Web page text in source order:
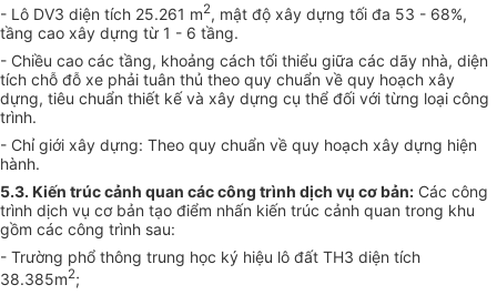
- Lô DV3 diện tích 25.261 m2, mật độ xây dựng tối đa 53 - 68%,
tầng cao xây dựng từ 1 - 6 tầng.
- Chiều cao các tầng, khoảng cách tối thiểu giữa các dãy nhà, diện
tích chỗ đỗ xe phải tuân thủ theo quy chuẩn về quy hoạch xây
dựng, tiêu chuẩn thiết kế và xây dựng cụ thể đối với từng loại công
trình.
- Chỉ giới xây dựng: Theo quy chuẩn về quy hoạch xây dựng hiện
hành.
5.3. Kiến trúc cảnh quan các công trình dịch vụ cơ bản: Các công
trình dịch vụ cơ bản tạo điểm nhấn kiến trúc cảnh quan trong khu
gồm các công trình sau:
- Trường phổ thông trung học ký hiệu lô đất TH3 diện tích
38.385m2;